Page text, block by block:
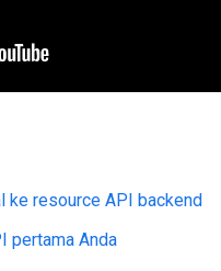
ke resource API backend
pertama Anda